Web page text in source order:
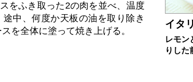
イタ
レモン
りした
をふき取った2の肉を並べ、温度
中、何度か天板の油を取り除き
を全体に塗って焼き上げる。